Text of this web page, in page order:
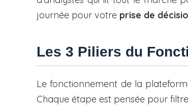
journée pour votre prise de
Les 3 Piliers du
Le fonctionnement de la
Chaque étape est pensée pour